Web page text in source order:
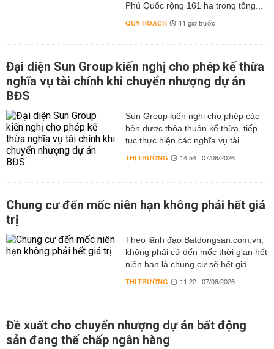
Phú Quốc rộng 161 ha trong tổng...
QUY HOẠCH 11 giờ trước
Đại diện Sun Group kiến nghị cho phép kế thừa
nghĩa vụ tài chính khi chuyển nhượng dự án
BĐS
Sun Group kiến nghị cho phép các
bên được thỏa thuận kế thừa, tiếp
tục thực hiện các nghĩa vụ tài...
THỊ TRƯỜNG 14:54 | 07/08/2026
Chung cư đến mốc niên hạn không phải hết giá
trị
Theo lãnh đạo Batdongsan.com.vn,
không phải cứ đến mốc thời gian hết
niên hạn là chung cư sẽ hết giá...
THỊ TRƯỜNG 11:22 | 07/08/2026
Đề xuất cho chuyển nhượng dự án bất động
sản đang thế chấp ngân hàng